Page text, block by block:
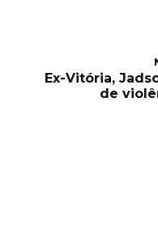
Ex-Vitória,
de